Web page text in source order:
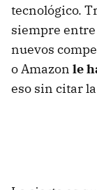
tecnológico.
siempre
nuevos
o Amazon le
eso sin citar